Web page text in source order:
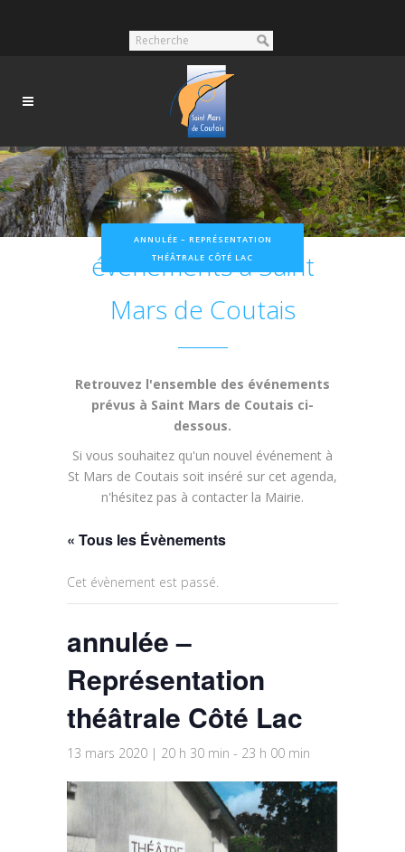
ANNULÉE – REPRÉSENTATION
THÉÂTRALE CÔTÉ LAC
Nos prochains
événements à Saint
Mars de Coutais
Retrouvez l'ensemble des événements
prévus à Saint Mars de Coutais ci-
dessous.
Si vous souhaitez qu'un nouvel événement à
St Mars de Coutais soit inséré sur cet agenda,
n'hésitez pas à contacter la Mairie.
« Tous les Évènements
Cet évènement est passé.
annulée –
Représentation
théâtrale Côté Lac
13 mars 2020 | 20 h 30 min - 23 h 00 min